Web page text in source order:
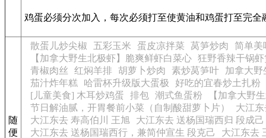
鸡蛋必须分次加入，每次必须打至使黄油和鸡蛋打至完全
随
便
散蛋儿炒尖椒 五彩玉米 蛋皮凉拌菜 莴笋炒肉
简单美
【加拿大野生北极虾】脆爽鲜虾白菜心 狂野香辣干锅虾
青椒肉丝
红焖羊排 胡萝卜炒肉 素炒莴笋叶
加拿大野
茄汁炸年糕
哈雷杯升级版大蛋极
好吃的宜春炒土扎粉
[儿童美食] 木耳炒鸡蛋
排包 潮式鱼蛋粉
【加拿大野
节日解油腻，开胃餐前小菜（自制酸甜萝卜片）
大江
大江东去 寿高伯川 王旭
大江东去 送杨国瑞西归 段成己
大江东去 送杨国瑞西行，兼简仲宣生 段克己
大江东去